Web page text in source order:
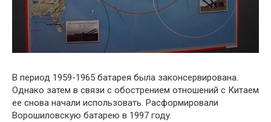
В период 1959-1965 батарея была законсервирована.
Однако затем в связи с обострением отношений с Китаем
ее снова начали использовать. Расформировали
Ворошиловскую батарею в 1997 году.